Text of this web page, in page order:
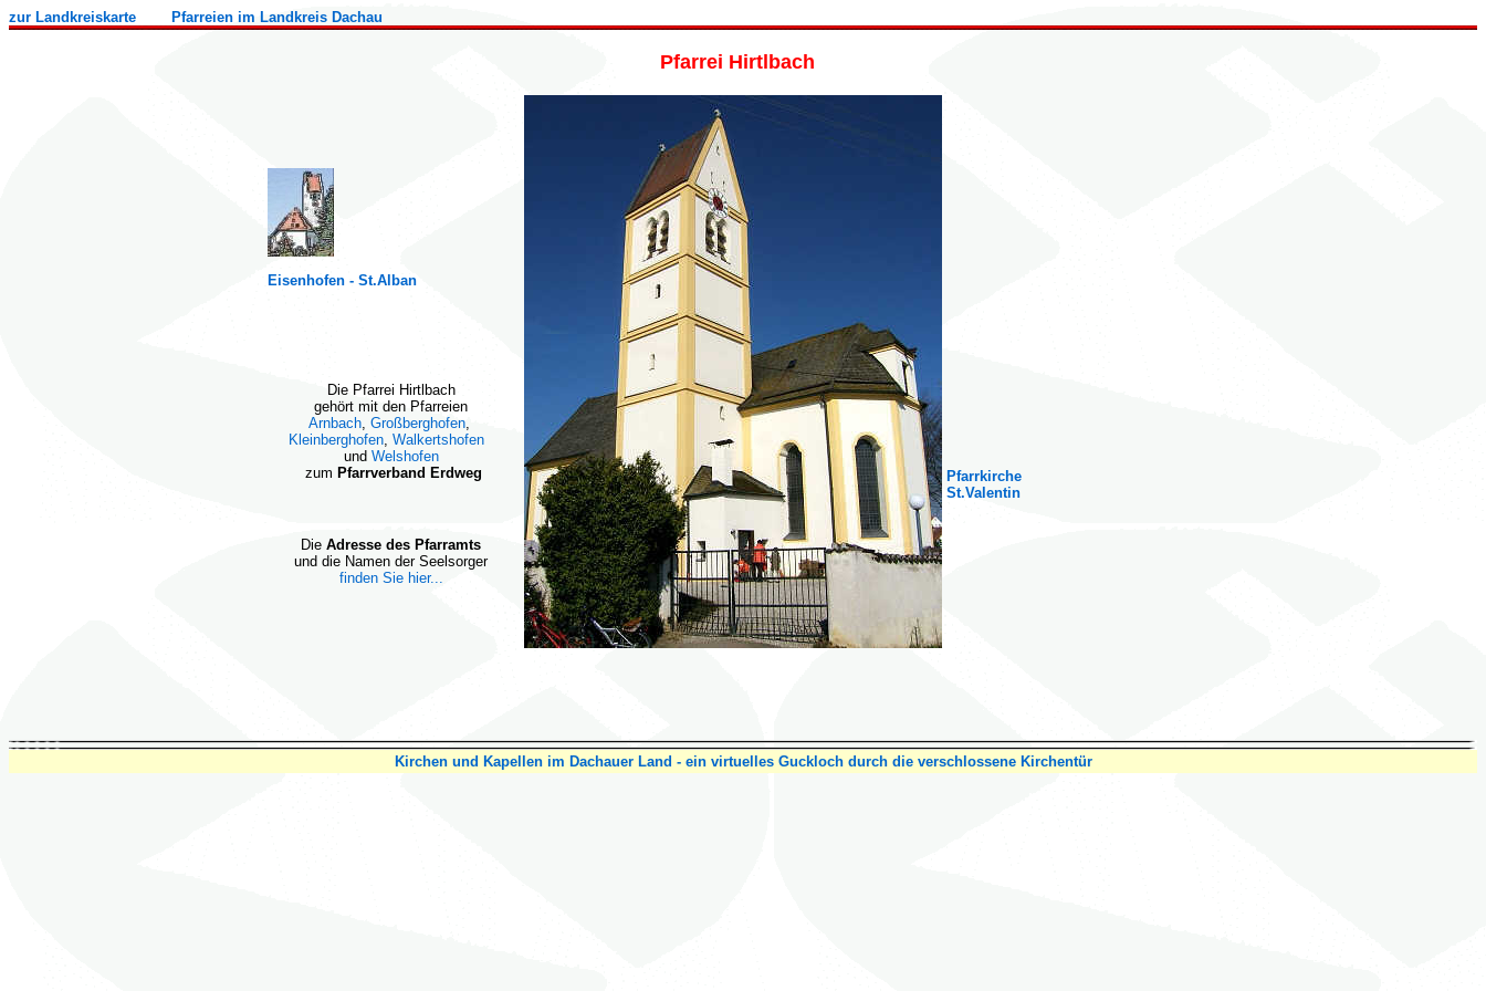
zur Landkreiskarte Pfarreien im Landkreis Dachau
Pfarrei Hirtlbach
Eisenhofen - St.Alban
Die Pfarrei Hirtlbach
gehört mit den Pfarreien
Arnbach, Großberghofen,
Kleinberghofen, Walkertshofen
und Welshofen
zum Pfarrverband Erdweg
Die Adresse des Pfarramts
und die Namen der Seelsorger
finden Sie hier...
Pfarrkirche
St.Valentin
Kirchen und Kapellen im Dachauer Land - ein virtuelles Guckloch durch die verschlossene Kirchentür